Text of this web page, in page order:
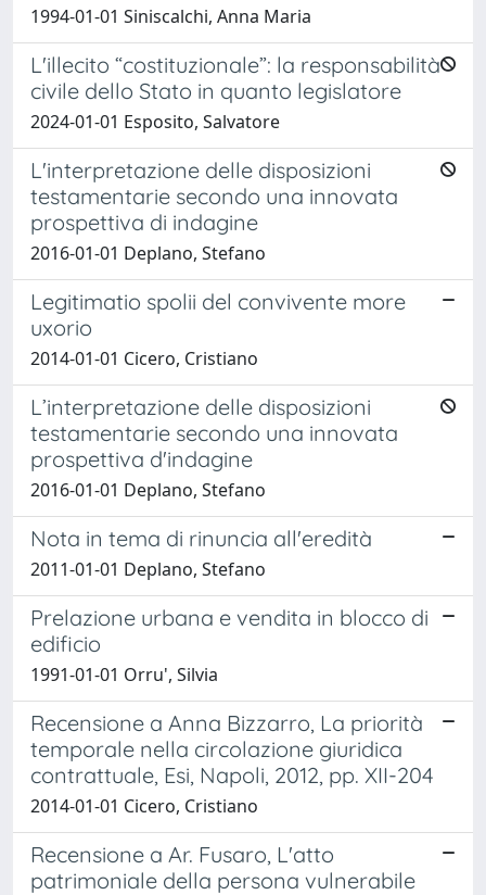
1994-01-01 Siniscalchi, Anna Maria
L'illecito “costituzionale”: la responsabilità
civile dello Stato in quanto legislatore
2024-01-01 Esposito, Salvatore
L'interpretazione delle disposizioni
testamentarie secondo una innovata
prospettiva di indagine
2016-01-01 Deplano, Stefano
Legitimatio spolii del convivente more
uxorio
2014-01-01 Cicero, Cristiano
L’interpretazione delle disposizioni
testamentarie secondo una innovata
prospettiva d'indagine
2016-01-01 Deplano, Stefano
Nota in tema di rinuncia all'eredità
2011-01-01 Deplano, Stefano
Prelazione urbana e vendita in blocco di
edificio
1991-01-01 Orru', Silvia
Recensione a Anna Bizzarro, La priorità
temporale nella circolazione giuridica
contrattuale, Esi, Napoli, 2012, pp. XII-204
2014-01-01 Cicero, Cristiano
Recensione a Ar. Fusaro, L'atto
patrimoniale della persona vulnerabile